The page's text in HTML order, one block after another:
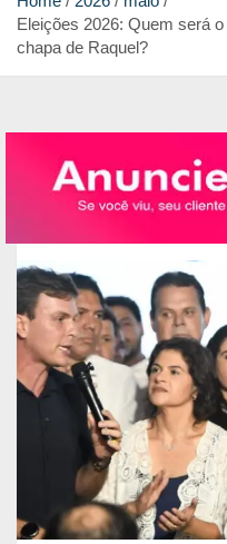
Eleições 2026: Quem será
chapa de Raquel?